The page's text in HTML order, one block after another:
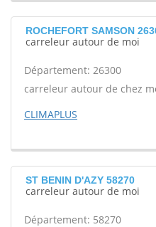
ROCHEFORT SAMSON
carreleur autour de moi
Département: 26300
carreleur autour de chez
CLIMAPLUS
ST BENIN D'AZY 58270
carreleur autour de moi
Département: 58270